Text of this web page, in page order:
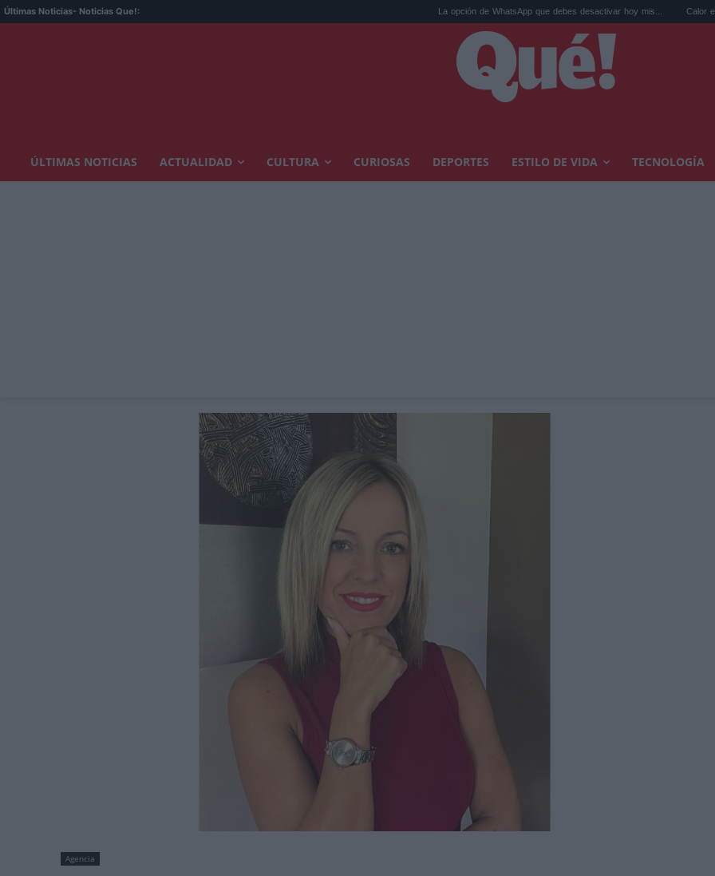
Últimas Noticias- Noticias Que!: La opción de WhatsApp que debes desactivar hoy mis... Calor extremo y
ÚLTIMAS NOTICIAS ACTUALIDAD CULTURA CURIOSAS DEPORTES ESTILO DE VIDA TECNOLOGÍA
Agencia